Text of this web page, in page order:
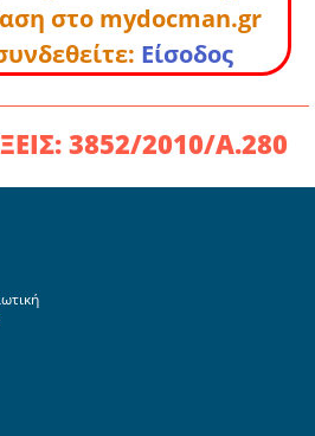
στο mydocman.gr
Είσοδος
3852/2010/Α.280